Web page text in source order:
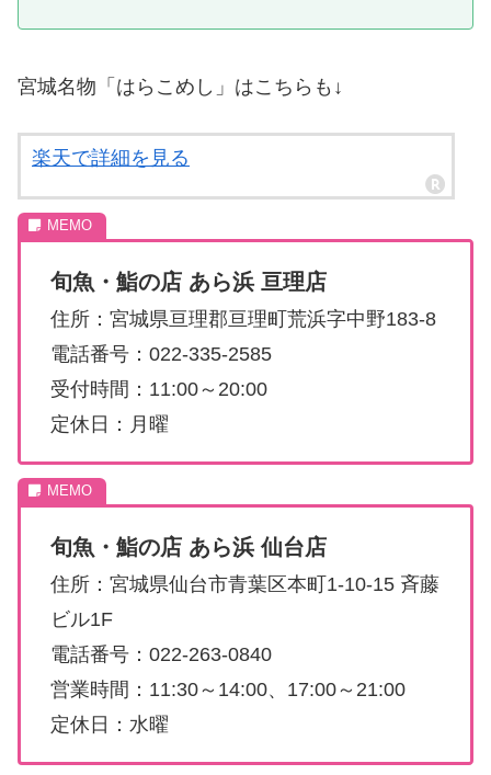
宮城名物「はらこめし」はこちらも↓
楽天で詳細を見る
旬魚・鮨の店 あら浜 亘理店
住所：宮城県亘理郡亘理町荒浜字中野183-8
電話番号：022-335-2585
受付時間：11:00～20:00
定休日：月曜
旬魚・鮨の店 あら浜 仙台店
住所：宮城県仙台市青葉区本町1-10-15 斉藤
ビル1F
電話番号：022-263-0840
営業時間：11:30～14:00、17:00～21:00
定休日：水曜